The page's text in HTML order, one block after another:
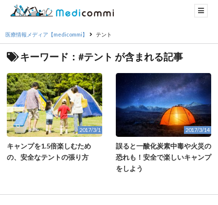
医療情報メディア【medicommi】 テント
キーワード：#テント が含まれる記事
2017/3/1
キャンプを1.5倍楽しむため
の、安全なテントの張り方
2017/3/14
誤ると一酸化炭素中毒や火災の
恐れも！安全で楽しいキャンプ
をしよう